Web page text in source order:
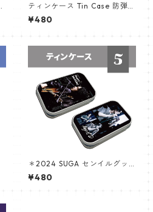
ティンケース Tin Case 防弾少
年団 JUNGKOOK (JK-12)
¥480
＊2024 SUGA センイルグッ
ズ ＊ ティンケース [K☆PARK
/ K-STAR PLUS 限定]
¥480